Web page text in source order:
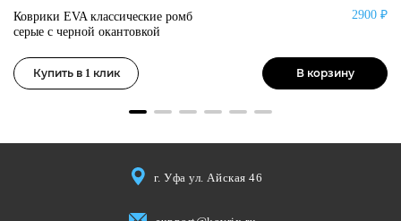
Коврики EVA классические ромб
серые с черной окантовкой
2900 ₽
Купить в 1 клик В корзину
г. Уфа ул. Айская 46